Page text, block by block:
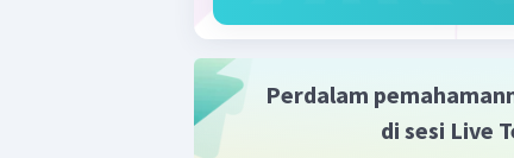
Perdalam
di sesi Live